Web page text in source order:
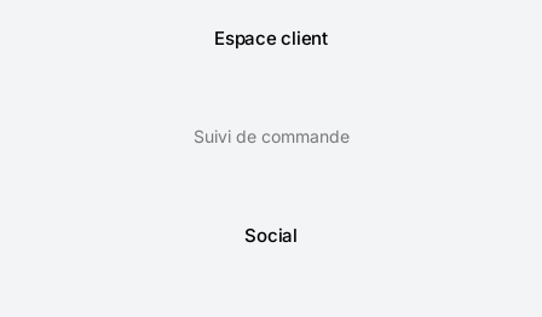
Espace client
Suivi de commande
Social